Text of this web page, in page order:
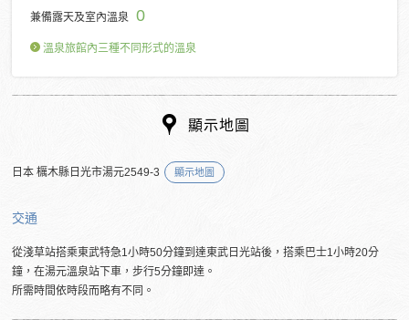
兼備露天及室內溫泉 0
溫泉旅館內三種不同形式的溫泉
顯示地圖
日本 櫔木縣日光市湯元2549-3 顯示地圖
交通
從淺草站搭乘東武特急1小時50分鐘到達東武日光站後，搭乘巴士1小時20分
鐘，在湯元溫泉站下車，步行5分鐘即達。
所需時間依時段而略有不同。